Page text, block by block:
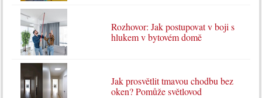
Rozhovor: Jak postupovat v boji s
hlukem v bytovém domě
Jak prosvětlit tmavou chodbu bez
oken? Pomůže světlovod